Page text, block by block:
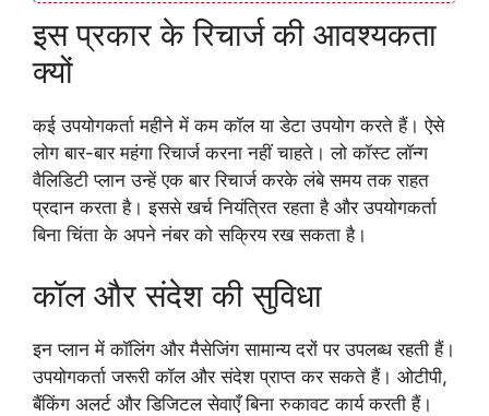
इस प्रकार के रिचार्ज की आवश्यकता
क्यों
कई उपयोगकर्ता महीने में कम कॉल या डेटा उपयोग करते हैं। ऐसे
लोग बार-बार महंगा रिचार्ज करना नहीं चाहते। लो कॉस्ट लॉन्ग
वैलिडिटी प्लान उन्हें एक बार रिचार्ज करके लंबे समय तक राहत
प्रदान करता है। इससे खर्च नियंत्रित रहता है और उपयोगकर्ता
बिना चिंता के अपने नंबर को सक्रिय रख सकता है।
कॉल और संदेश की सुविधा
इन प्लान में कॉलिंग और मैसेजिंग सामान्य दरों पर उपलब्ध रहती हैं।
उपयोगकर्ता जरूरी कॉल और संदेश प्राप्त कर सकते हैं। ओटीपी,
बैंकिंग अलर्ट और डिजिटल सेवाएँ बिना रुकावट कार्य करती हैं।